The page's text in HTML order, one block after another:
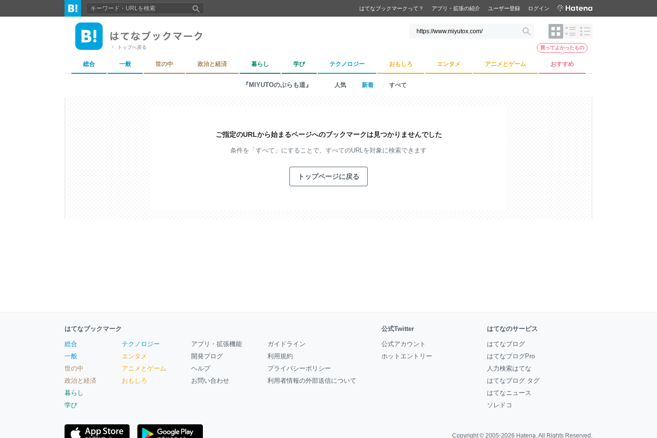
はてなブックマークって？ アプリ・拡張の紹介 ユーザー登録 ログイン
トップへ戻る
総合 一般 世の中 政治と経済 暮らし 学び テクノロジー おもしろ エンタメ アニメとゲーム おすすめ
買ってよかったもの
『MIYUTOのぷらも道』 人気 新着 すべて
ご指定のURLから始まるページへのブックマークは見つかりませんでした
条件を「すべて」にすることで、 すべてのURLを対象に検索できます
トップページに戻る
はてなブックマーク
総合
一般
世の中
政治と経済
暮らし
学び
テクノロジー
エンタメ
アニメとゲーム
おもしろ
アプリ・拡張機能
開発ブログ
ヘルプ
お問い合わせ
ガイドライン
利用規約
プライバシーポリシー
利用者情報の外部送信について
公式Twitter
公式アカウント
ホットエントリー
はてなのサービス
はてなブログ
はてなブログPro
人力検索はてな
はてなブログ タグ
はてなニュース
ソレドコ
Copyright © 2005-2026 Hatena. All Rights Reserved.